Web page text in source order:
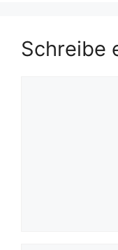
Schreibe